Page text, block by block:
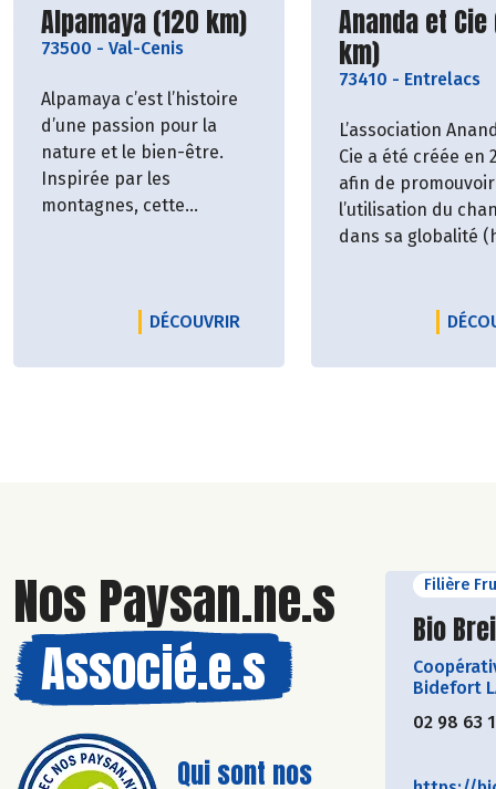
Découvrir le producteur
Alpamaya (120 km)
73500 - Val-Cenis
Alpamaya c’est l’histoire
d’une passion pour la
nature et le bien-être.
Inspirée par les
montagnes, cette
des savons doux et
sensoriels, conçus avec
des ingrédients naturels
DÉCOUVRIRLE PRODUCTEUR ALPAMAYA
Découvrir le
Ananda et
km)
73410 - Entrelacs
L’association
Cie a été créée en
afin de promouvoir
l’utilisation du
dans sa globalité
la filière
Nos Paysan.ne.s
Associé.e.s
Qui sont nos
Filière
Bio
Bidefort
02 98 63